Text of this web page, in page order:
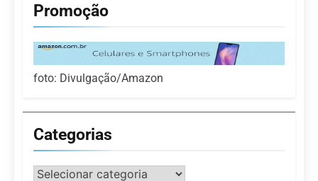
Promoção
foto: Divulgação/Amazon
Categorias
Categorias